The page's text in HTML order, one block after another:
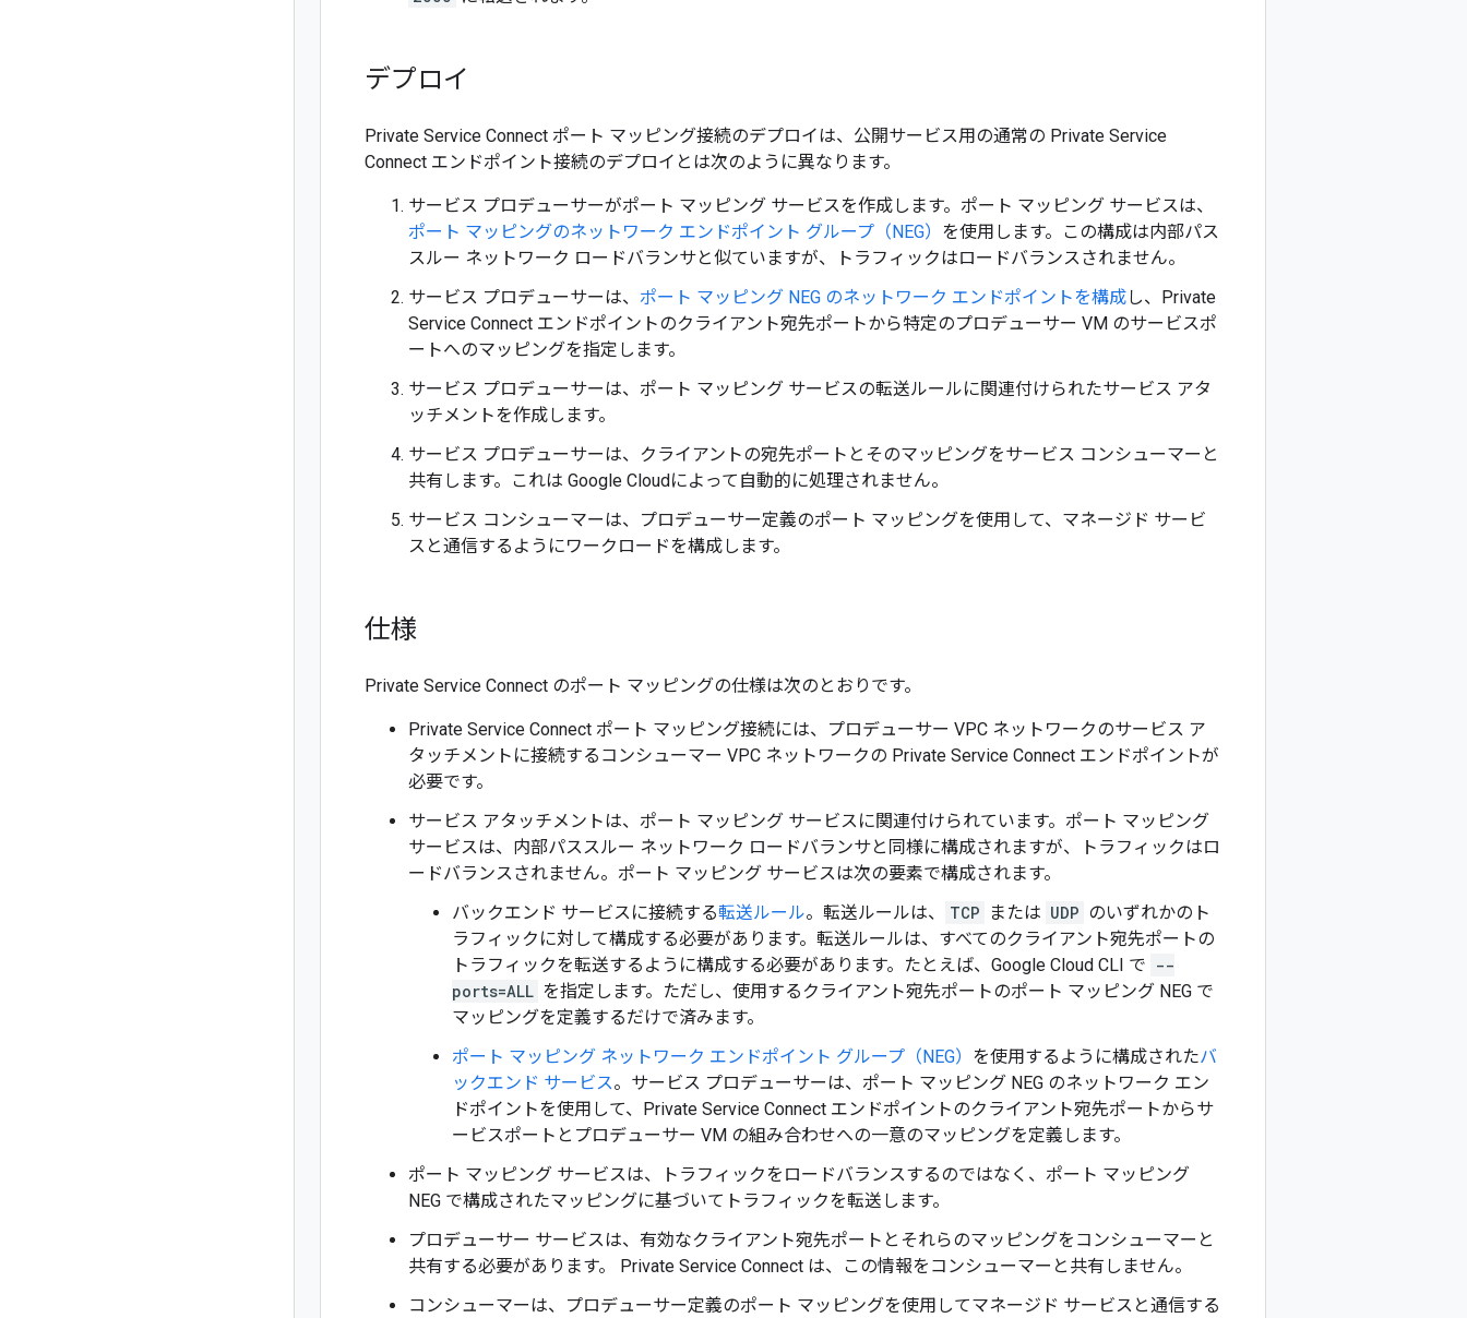
デプロイ
Private Service Connect ポート マッピング接続のデプロイは、公開サービス用の通常の Private Service
Connect エンドポイント接続のデプロイとは次のように異なります。
サービス プロデューサーがポート マッピング サービスを作成します。ポート マッピング サービスは、
ポート マッピングのネットワーク エンドポイント グループ（NEG） を使用します。この構成は内部パス
スルー ネットワーク ロードバランサと似ていますが、トラフィックはロードバランスされません。
サービス プロデューサーは、 ポート マッピング NEG のネットワーク エンドポイントを構成し、Private
Service Connect エンドポイントのクライアント宛先ポートから特定のプロデューサー VM のサービスポ
ートへのマッピングを指定します。
サービス プロデューサーは、ポート マッピング サービスの転送ルールに関連付けられたサービス アタ
ッチメントを作成します。
サービス プロデューサーは、クライアントの宛先ポートとそのマッピングをサービス コンシューマーと
共有します。これは Google Cloudによって自動的に処理されません。
サービス コンシューマーは、プロデューサー定義のポート マッピングを使用して、マネージド サービ
スと通信するようにワークロードを構成します。
仕様
Private Service Connect のポート マッピングの仕様は次のとおりです。
Private Service Connect ポート マッピング接続には、プロデューサー VPC ネットワークのサービス ア
タッチメントに接続するコンシューマー VPC ネットワークの Private Service Connect エンドポイントが
必要です。
サービス アタッチメントは、ポート マッピング サービスに関連付けられています。ポート マッピング
サービスは、内部パススルー ネットワーク ロードバランサと同様に構成されますが、トラフィックはロ
ードバランスされません。ポート マッピング サービスは次の要素で構成されます。
バックエンド サービスに接続する転送ルール。転送ルールは、 TCP または UDP のいずれかのト
ラフィックに対して構成する必要があります。転送ルールは、すべてのクライアント宛先ポートの
トラフィックを転送するように構成する必要があります。たとえば、Google Cloud CLI で --
ports=ALL を指定します。ただし、使用するクライアント宛先ポートのポート マッピング NEG で
マッピングを定義するだけで済みます。
ポート マッピング ネットワーク エンドポイント グループ（NEG） を使用するように構成されたバ
ックエンド サービス。サービス プロデューサーは、ポート マッピング NEG のネットワーク エン
ドポイントを使用して、Private Service Connect エンドポイントのクライアント宛先ポートからサ
ービスポートとプロデューサー VM の組み合わせへの一意のマッピングを定義します。
ポート マッピング サービスは、トラフィックをロードバランスするのではなく、ポート マッピング
NEG で構成されたマッピングに基づいてトラフィックを転送します。
プロデューサー サービスは、有効なクライアント宛先ポートとそれらのマッピングをコンシューマーと
共有する必要があります。 Private Service Connect は、この情報をコンシューマーと共有しません。
コンシューマーは、プロデューサー定義のポート マッピングを使用してマネージド サービスと通信する